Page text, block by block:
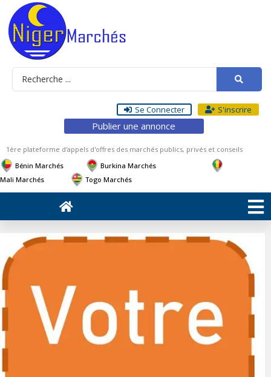
Se Connecter S'inscrire
Publier une annonce
1ère plateforme d'appels d'offres des marchés publics, privés et conseils
Bénin Marchés
Burkina Marchés
Mali Marchés
Togo Marchés